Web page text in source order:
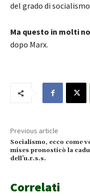
del grado di
Ma questo in molti
dopo Marx.
Previous article
Socialismo, ecco come
mises pronosticò la
dell’u.r.s.s.
Correlati